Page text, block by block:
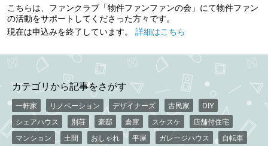
こちらは、ファンクラブ「物件ファンファンの会」にて物件ファン
の活動をサポートしてくださった方々です。
現在は申込みを終了しています。 詳細はこちら
カテゴリから記事をさがす
一軒家 リノベーション デザイナーズ 古民家
DIY
シェアハウス
別荘 豪邸 倉庫 スケスケ
店舗付住宅
マンション
土間 おしゃれ 平屋 ガレージハウス
自転車